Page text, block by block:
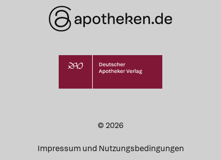
© 2026
Impressum und Nutzungsbedingungen